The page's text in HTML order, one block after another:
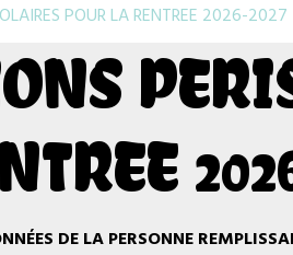
POUR LA RENTREE 2026-2027
DE LA PERSONNE